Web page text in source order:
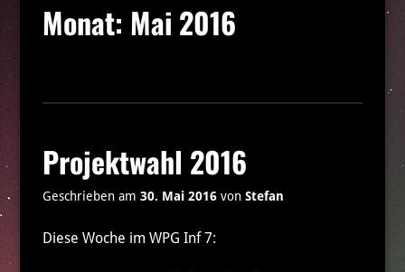
Monat: Mai 2016
Projektwahl 2016
Geschrieben am 30. Mai 2016von Stefan
Diese Woche im WPG Inf 7: